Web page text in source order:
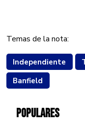
Temas de la nota:
Independiente
Banfield
POPULARES